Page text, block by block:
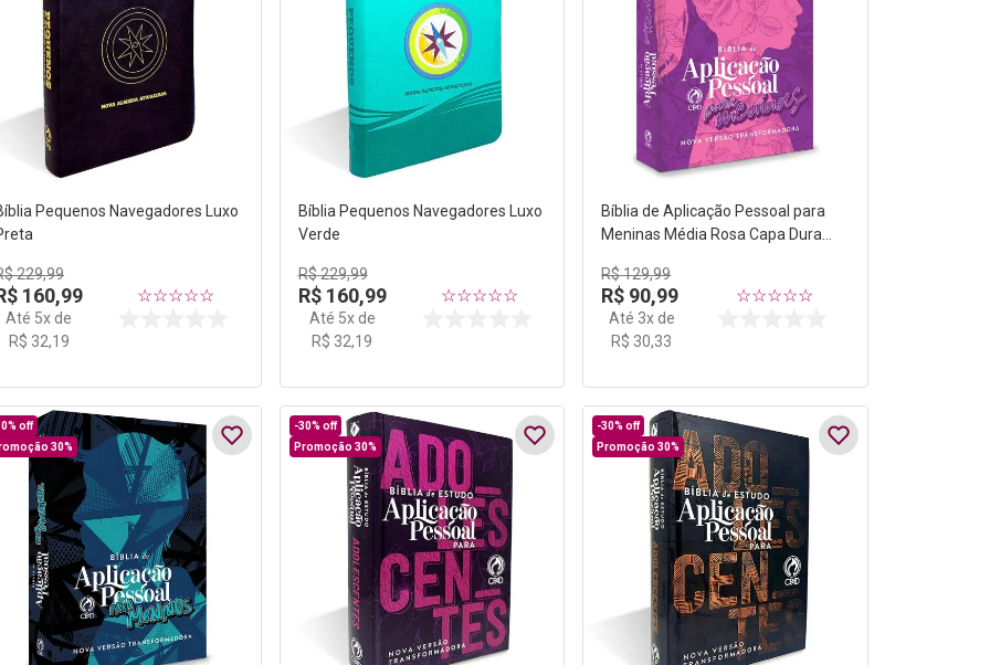
Pequenos Navegadores Luxo
229,99
160,99
Até 5x de
R$ 32,19
☆☆☆☆☆
Bíblia Pequenos Navegadores Luxo
Verde
R$229,99
R$ 160,99
Até 5x de
R$ 32,19
☆☆☆☆☆
Bíblia de Aplicação Pessoal para
Meninas Média Rosa Capa Dura
R$129,99
R$ 90,99
Até 3x de
R$ 30,33
☆☆☆☆☆
off
30%
-30% off
Promoção 30%
-30% off
Promoção 30%